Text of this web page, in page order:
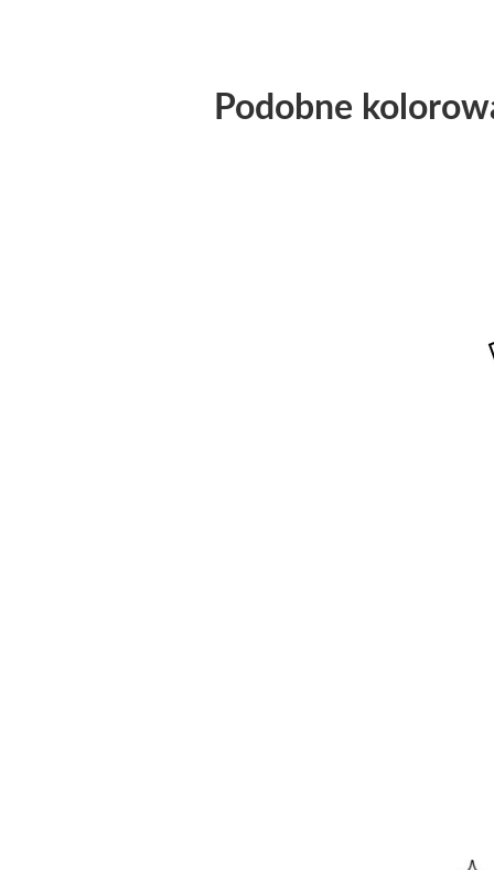
Podobne